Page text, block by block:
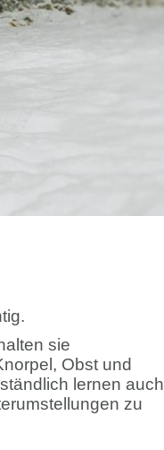
sie
Obst und
lernen auch
zu